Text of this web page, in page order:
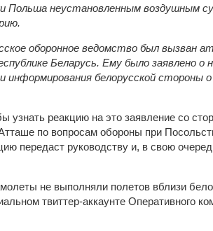
Польша неустановленным воздушным
оборонное ведомство был вызван
Беларусь. Ему было заявлено о
белорусской стороны о
реакцию на это заявление со
по вопросам обороны при
передаст руководству и, в свою
не выполняли полетов вблизи
твиттер-аккаунте Оперативного